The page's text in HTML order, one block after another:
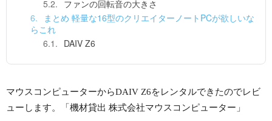
ファンの回転音の大きさ
まとめ 軽量な16型のクリエイターノートPCが欲しいな
らこれ
DAIV Z6
マウスコンピューターからDAIV Z6をレンタルできたのでレビ
ューします。「機材貸出 株式会社マウスコンピューター」